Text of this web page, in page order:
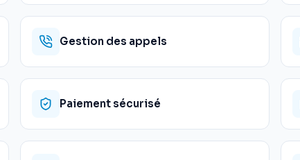
Gestion des appels
Paiement sécurisé